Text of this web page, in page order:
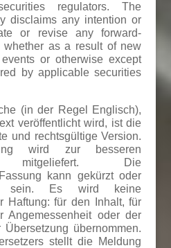
regulators. The
disclaims any intention or
or revise any forward-
whether as a result of new
or otherwise except
by applicable securities
(in der Regel Englisch),
veröffentlicht wird, ist die
und rechtsgültige Version.
wird zur besseren
mitgeliefert. Die
kann gekürzt oder
sein. Es wird keine
Haftung: für den Inhalt, für
Angemessenheit oder der
übernommen.
stellt die Meldung